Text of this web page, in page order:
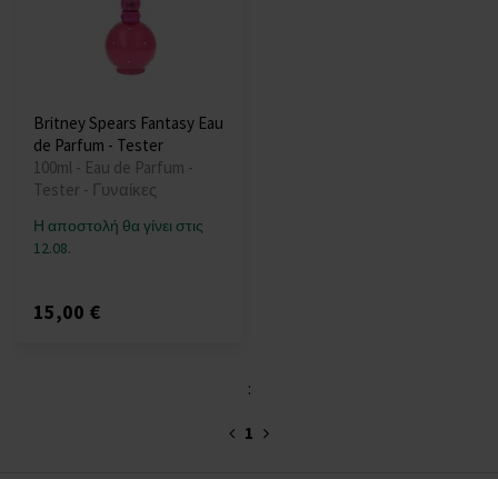
Britney Spears Fantasy Eau
de Parfum - Tester
100ml - Eau de Parfum -
Tester - Γυναίκες
Η αποστολή θα γίνει στις
12.08.
15,00 €
:
1